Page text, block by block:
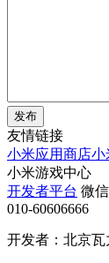
发布
友情链接
小米应用商店小
小米游戏中心
开发者平台 微
010-60606666
开发者：北京瓦